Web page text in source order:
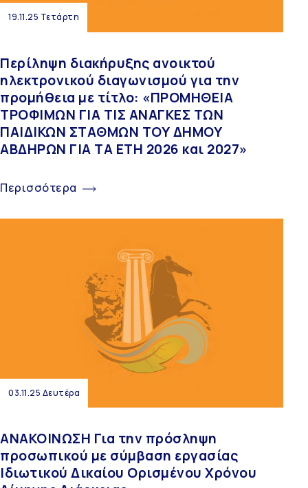
19.11.25 Τετάρτη
Περίληψη διακήρυξης ανοικτού
ηλεκτρονικού διαγωνισμού για την
προμήθεια με τίτλο: «ΠΡΟΜΗΘΕΙΑ
ΤΡΟΦΙΜΩΝ ΓΙΑ ΤΙΣ ΑΝΑΓΚΕΣ ΤΩΝ
ΠΑΙΔΙΚΩΝ ΣΤΑΘΜΩΝ ΤΟΥ ΔΗΜΟΥ
ΑΒΔΗΡΩΝ ΓΙΑ ΤA ΕΤH 2026 και 2027»
Περισσότερα
03.11.25 Δευτέρα
ΑΝΑΚΟΙΝΩΣΗ Για την πρόσληψη
προσωπικού με σύμβαση εργασίας
Ιδιωτικού Δικαίου Ορισμένου Χρόνου